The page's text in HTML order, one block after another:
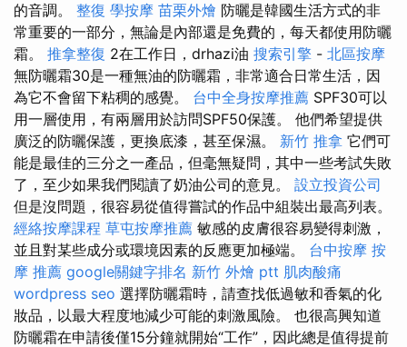
的音調。 整復 學按摩 苗栗外燴 防曬是韓國生活方式的非
常重要的一部分，無論是內部還是免費的，每天都使用防曬
霜。 推拿整復 2在工作日，drhazi油 搜索引擎 - 北區按摩
無防曬霜30是一種無油的防曬霜，非常適合日常生活，因
為它不會留下粘稠的感覺。 台中全身按摩推薦 SPF30可以
用一層使用，有兩層用於訪問SPF50保護。 他們希望提供
廣泛的防曬保護，更換底漆，甚至保濕。 新竹 推拿 它們可
能是最佳的三分之一產品，但毫無疑問，其中一些考試失敗
了，至少如果我們閱讀了奶油公司的意見。 設立投資公司
但是沒問題，很容易從值得嘗試的作品中組裝出最高列表。
經絡按摩課程 草屯按摩推薦 敏感的皮膚很容易變得刺激，
並且對某些成分或環境因素的反應更加極端。 台中按摩 按
摩 推薦 google關鍵字排名 新竹 外燴 ptt 肌肉酸痛
wordpress seo 選擇防曬霜時，請查找低過敏和香氣的化
妝品，以最大程度地減少可能的刺激風險。 也很高興知道
防曬霜在申請後僅15分鐘就開始“工作”，因此總是值得提前